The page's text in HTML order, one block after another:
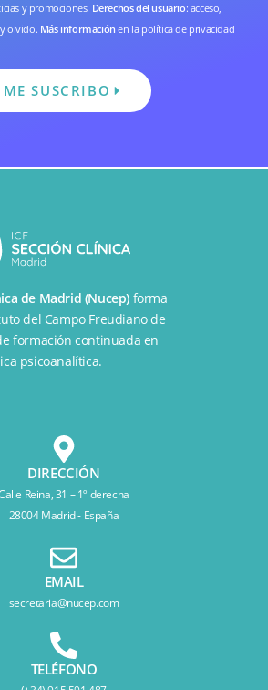
y promociones. Derechos del usuario: acceso,
olvido. Más información en la política de privacidad
ME SUSCRIBO
de Madrid (Nucep) forma
del Campo Freudiano de
formación continuada en
psicoanalítica.
DIRECCIÓN
Reina, 31 – 1º derecha
28004 Madrid - España
EMAIL
secretaria@nucep.com
TELÉFONO